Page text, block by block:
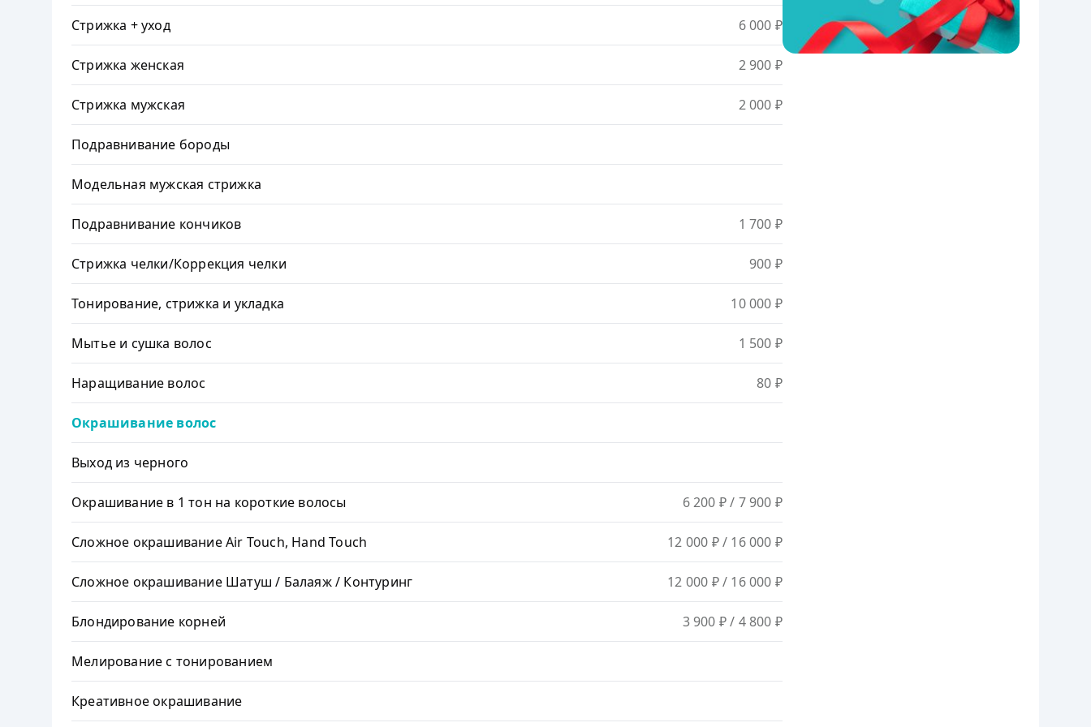
Стрижка + уход 6 000 ₽
Стрижка женская 2 900 ₽
Стрижка мужская 2 000 ₽
Подравнивание бороды
Модельная мужская стрижка
Подравнивание кончиков 1 700 ₽
Стрижка челки/Коррекция челки 900 ₽
Тонирование, стрижка и укладка 10 000 ₽
Мытье и сушка волос 1 500 ₽
Наращивание волос 80 ₽
Окрашивание волос
Выход из черного
Окрашивание в 1 тон на короткие волосы 6 200 ₽/ 7 900 ₽
Сложное окрашивание Air Touch, Hand Touch 12 000 ₽/ 16 000 ₽
Сложное окрашивание Шатуш / Балаяж / Контуринг 12 000 ₽/ 16 000 ₽
Блондирование корней 3 900 ₽/ 4 800 ₽
Мелирование с тонированием
Креативное окрашивание